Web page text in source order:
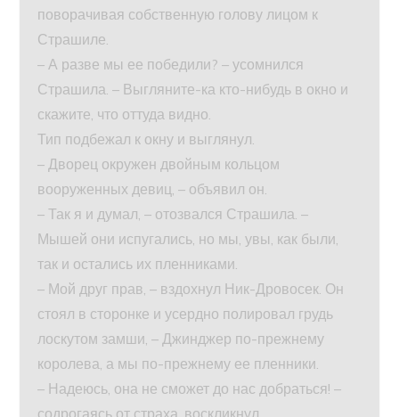
поворачивая собственную голову лицом к
Страшиле.
– А разве мы ее победили? – усомнился
Страшила. – Выгляните-ка кто-нибудь в окно и
скажите, что оттуда видно.
Тип подбежал к окну и выглянул.
– Дворец окружен двойным кольцом
вооруженных девиц, – объявил он.
– Так я и думал, – отозвался Страшила. –
Мышей они испугались, но мы, увы, как были,
так и остались их пленниками.
– Мой друг прав, – вздохнул Ник-Дровосек. Он
стоял в сторонке и усердно полировал грудь
лоскутом замши, – Джинджер по-прежнему
королева, а мы по-прежнему ее пленники.
– Надеюсь, она не сможет до нас добраться! –